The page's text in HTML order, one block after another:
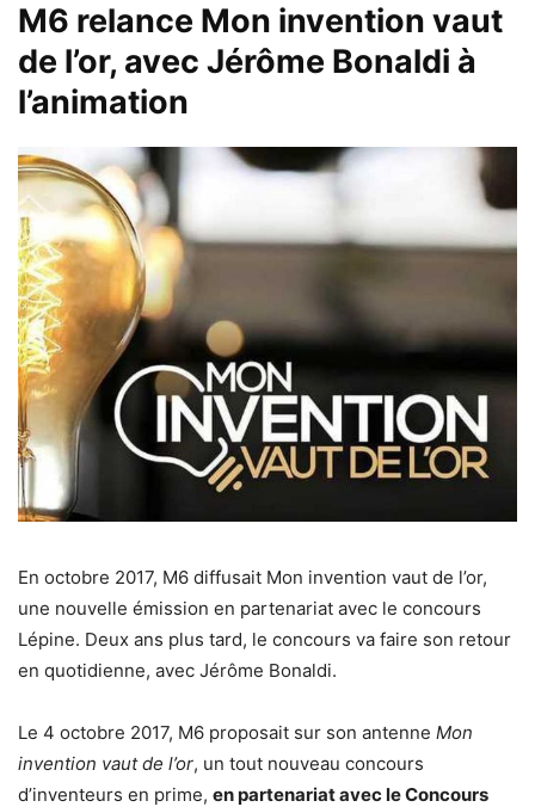
M6 relance Mon invention vaut
de l’or, avec Jérôme Bonaldi à
l’animation
En octobre 2017, M6 diffusait Mon invention vaut de l’or,
une nouvelle émission en partenariat avec le concours
Lépine. Deux ans plus tard, le concours va faire son retour
en quotidienne, avec Jérôme Bonaldi.
Le 4 octobre 2017, M6 proposait sur son antenne Mon
invention vaut de l’or, un tout nouveau concours
d’inventeurs en prime, en partenariat avec le Concours